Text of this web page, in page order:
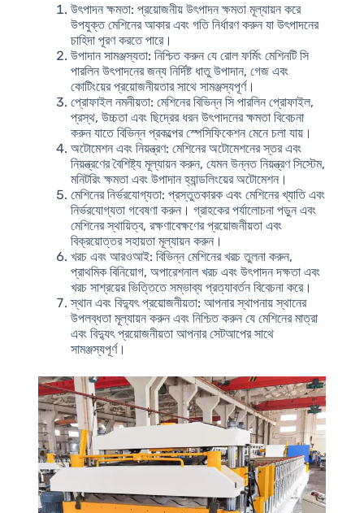
উৎপাদন ক্ষমতা: প্রয়োজনীয় উৎপাদন ক্ষমতা মূল্যায়ন করে
উপযুক্ত মেশিনের আকার এবং গতি নির্ধারণ করুন যা উৎপাদনের
চাহিদা পূরণ করতে পারে।
উপাদান সামঞ্জস্যতা: নিশ্চিত করুন যে রোল ফর্মিং মেশিনটি সি
পারলিন উৎপাদনের জন্য নির্দিষ্ট ধাতু উপাদান, গেজ এবং
কোটিংয়ের প্রয়োজনীয়তার সাথে সামঞ্জস্যপূর্ণ।
প্রোফাইল নমনীয়তা: মেশিনের বিভিন্ন সি পারলিন প্রোফাইল,
প্রস্থ, উচ্চতা এবং ছিদ্রের ধরন উৎপাদনের ক্ষমতা বিবেচনা
করুন যাতে বিভিন্ন প্রকল্পের স্পেসিফিকেশন মেনে চলা যায়।
অটোমেশন এবং নিয়ন্ত্রণ: মেশিনের অটোমেশনের স্তর এবং
নিয়ন্ত্রণের বৈশিষ্ট্য মূল্যায়ন করুন, যেমন উন্নত নিয়ন্ত্রণ সিস্টেম,
মনিটরিং ক্ষমতা এবং উপাদান হ্যান্ডলিংয়ের অটোমেশন।
মেশিনের নির্ভরযোগ্যতা: প্রস্তুতকারক এবং মেশিনের খ্যাতি এবং
নির্ভরযোগ্যতা গবেষণা করুন। গ্রাহকের পর্যালোচনা পড়ুন এবং
মেশিনের স্থায়িত্ব, রক্ষণাবেক্ষণের প্রয়োজনীয়তা এবং
বিক্রয়োত্তর সহায়তা মূল্যায়ন করুন।
খরচ এবং আরওআই: বিভিন্ন মেশিনের খরচ তুলনা করুন,
প্রাথমিক বিনিয়োগ, অপারেশনাল খরচ এবং উৎপাদন দক্ষতা এবং
খরচ সাশ্রয়ের ভিত্তিতে সম্ভাব্য প্রত্যাবর্তন বিবেচনা করে।
স্থান এবং বিদ্যুৎ প্রয়োজনীয়তা: আপনার স্থাপনায় স্থানের
উপলব্ধতা মূল্যায়ন করুন এবং নিশ্চিত করুন যে মেশিনের মাত্রা
এবং বিদ্যুৎ প্রয়োজনীয়তা আপনার সেটআপের সাথে
সামঞ্জস্যপূর্ণ।